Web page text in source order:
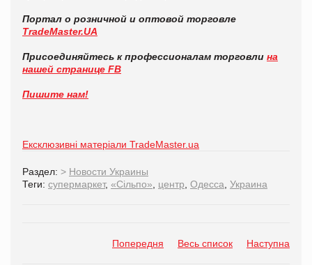
Портал о розничной и оптовой торговле
TradeMaster.UA
Присоединяйтесь к профессионалам торговли на
нашей странице FB
Пишите нам!
Ексклюзивні матеріали TradeMaster.ua
Раздел: > Новости Украины
Теги: супермаркет, «Сільпо» центр Одесса Украина
Попередня Весь список Наступна